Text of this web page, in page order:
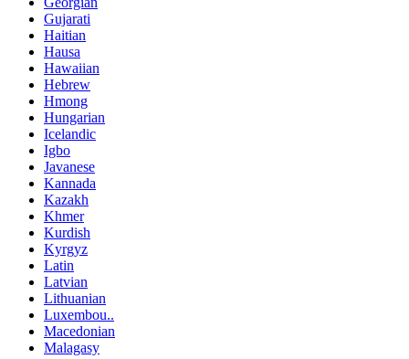
Gujarati
Haitian
Hausa
Hawaiian
Hebrew
Hmong
Hungarian
Icelandic
Igbo
Javanese
Kannada
Kazakh
Khmer
Kurdish
Kyrgyz
Latin
Latvian
Lithuanian
Luxembou..
Macedonian
Malagasy